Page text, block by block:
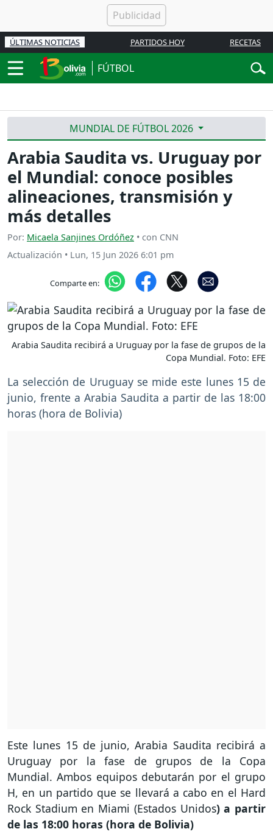
ÚLTIMAS NOTICIAS PARTIDOS HOY RECETAS
FÚTBOL
MUNDIAL DE FÚTBOL 2026
Arabia Saudita vs. Uruguay por
el Mundial: conoce posibles
alineaciones, transmisión y
más detalles
Por: Micaela Sanjines Ordóñez • con CNN
Actualización • Lun, 15 Jun 2026 6:01 pm
Comparte en:
Arabia Saudita recibirá a Uruguay por la fase de grupos de la
Copa Mundial. Foto: EFE
La selección de Uruguay se mide este lunes 15 de
junio, frente a Arabia Saudita a partir de las 18:00
horas (hora de Bolivia)
Este lunes 15 de junio, Arabia Saudita recibirá a
Uruguay por la fase de grupos de la Copa
Mundial. Ambos equipos debutarán por el grupo
H, en un partido que se llevará a cabo en el Hard
Rock Stadium en Miami (Estados Unidos) a partir
de las 18:00 horas (hora de Bolivia)